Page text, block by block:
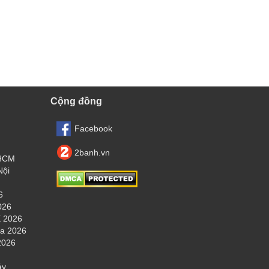
2026
2026
Cộng đồng
Facebook
2banh.vn